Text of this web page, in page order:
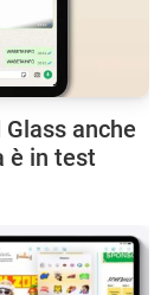
anche
è in test